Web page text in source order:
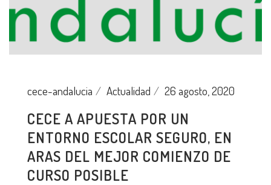
cece-andalucia Actualidad 26 agosto, 2020
CECE A APUESTA POR UN
ENTORNO ESCOLAR SEGURO, EN
ARAS DEL MEJOR COMIENZO DE
CURSO POSIBLE